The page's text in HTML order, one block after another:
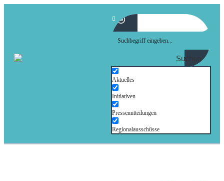
Suchen
Aktuelles
Initiativen
Pressemitteilungen
Regionalausschüsse